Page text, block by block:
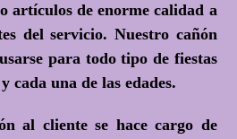
artículos de enorme calidad a
del servicio. Nuestro cañón
para todo tipo de fiestas
cada una de las edades.
al cliente se hace cargo de